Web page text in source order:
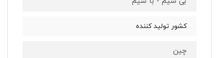
کشور تولید کننده
چین